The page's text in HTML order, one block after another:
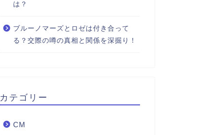
は？
ブルーノマーズとロゼは付き合って
る？交際の噂の真相と関係を深掘り！
カテゴリー
CM